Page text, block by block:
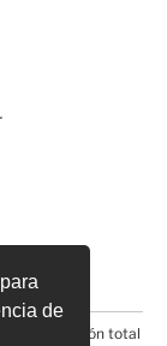
de
reproducción total